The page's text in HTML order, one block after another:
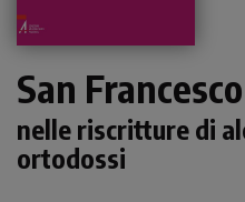
San
nelle riscritture di
ortodossi